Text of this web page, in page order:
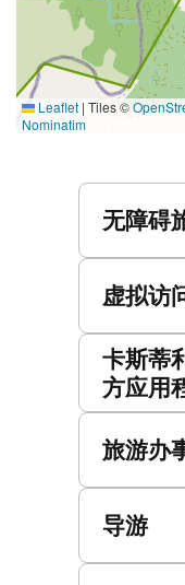
Leaflet | Tiles ©
Nominatim
无障碍
虚拟访
卡斯蒂
方应用
旅游办
导游